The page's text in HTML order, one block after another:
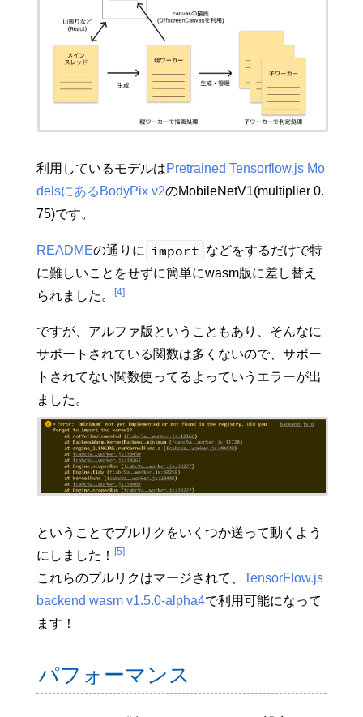
利用しているモデルはPretrained Tensorflow.js Mo
delsにあるBodyPix v2のMobileNetV1(multiplier 0.
75)です。
READMEの通りに import などをするだけで特
に難しいことをせずに簡単にwasm版に差し替え
られました。
[4]
ですが、アルファ版ということもあり、そんなに
サポートされている関数は多くないので、サポー
トされてない関数使ってるよっていうエラーが出
ました。
ということでプルリクをいくつか送って動くよう
にしました！ [5]
これらのプルリクはマージされて、 TensorFlow.js
backend wasm v1.5.0-alpha4で利用可能になって
ます！
パフォーマンス